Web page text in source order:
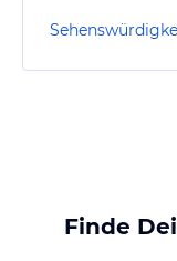
Finde